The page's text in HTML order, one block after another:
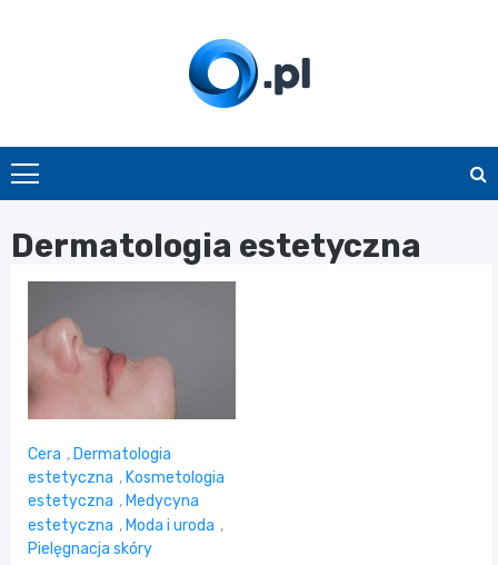
O.pl
Dermatologia estetyczna
Cera , Dermatologia
estetyczna , Kosmetologia
estetyczna ,Medycyna
estetyczna , Moda i uroda ,
Pielęgnacja skóry